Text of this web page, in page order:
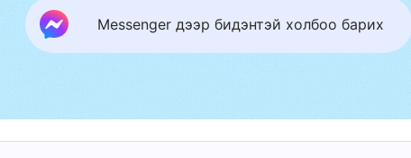
Messenger дээр бидэнтэй холбоо барих